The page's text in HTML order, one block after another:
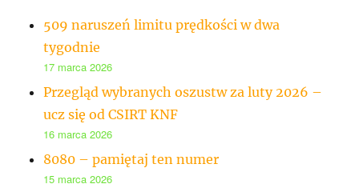
509 naruszeń limitu prędkości w dwa
tygodnie
17 marca 2026
Przegląd wybranych oszustw za luty 2026 –
ucz się od CSIRT KNF
16 marca 2026
8080 – pamiętaj ten numer
15 marca 2026